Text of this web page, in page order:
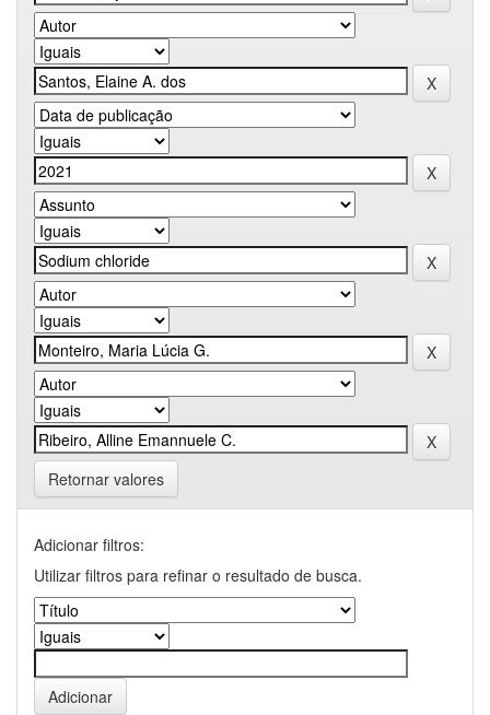
Retornar valores
Adicionar filtros:
Utilizar filtros para refinar o resultado de busca.